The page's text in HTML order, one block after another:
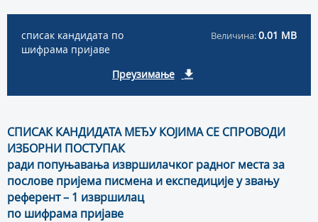
списак кандидата по
шифрама пријаве
Величина:0.01 MB
Преузимање
СПИСАК КАНДИДАТА МЕЂУ КОЈИМА СЕ СПРОВОДИ
ИЗБОРНИ ПОСТУПАК
ради попуњавања извршилачког радног места за
послове пријема писмена и експедиције у звању
референт – 1 извршилац
по шифрама пријаве